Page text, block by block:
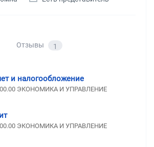
Отзывы 1
и налогообложение
ЭКОНОМИКА И УПРАВЛЕНИЕ
ЭКОНОМИКА И УПРАВЛЕНИЕ